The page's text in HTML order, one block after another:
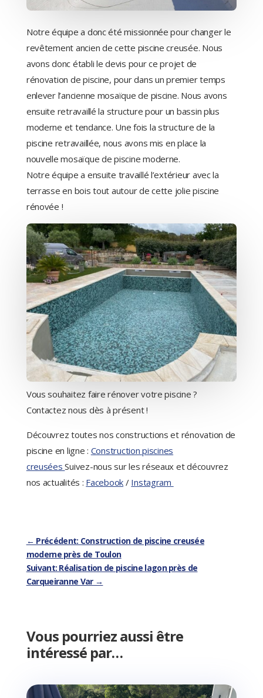
Notre équipe a donc été missionnée pour changer le
revêtement ancien de cette piscine creusée. Nous
avons donc établi le devis pour ce projet de
rénovation de piscine, pour dans un premier temps
enlever l’ancienne mosaïque de piscine. Nous avons
ensuite retravaillé la structure pour un bassin plus
moderne et tendance. Une fois la structure de la
piscine retravaillée, nous avons mis en place la
nouvelle mosaïque de piscine moderne.
Notre équipe a ensuite travaillé l’extérieur avec la
terrasse en bois tout autour de cette jolie piscine
rénovée !
Vous souhaitez faire rénover votre piscine ?
Contactez nous dès à présent !
Découvrez toutes nos constructions et rénovation de
piscine en ligne : Construction piscines
creuséesSuivez-nous sur les réseaux et découvrez
nos actualités : Facebook / Instagram
← Précédent: Construction de piscine creusée
moderne près de Toulon
Suivant: Réalisation de piscine lagon près de
Carqueiranne Var→
Vous pourriez aussi être
intéressé par…